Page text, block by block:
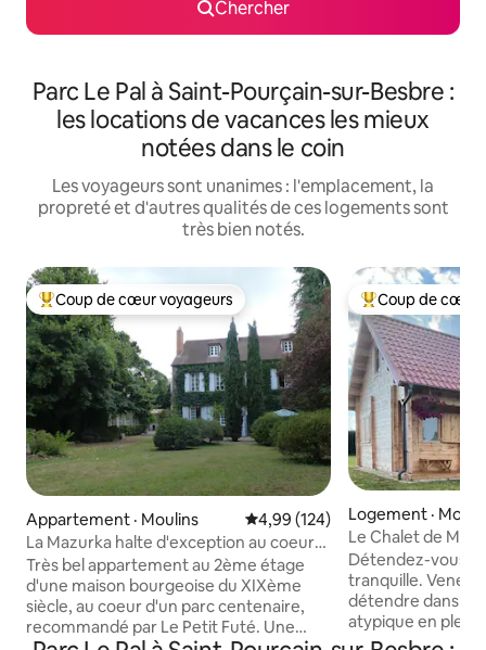
Chercher
Parc Le Pal à Saint-Pourçain-sur-Besbre :
les locations de vacances les mieux
notées dans le coin
Les voyageurs sont unanimes : l'emplacement, la
propreté et d'autres qualités de ces logements sont
très bien notés.
Coup de cœur voyageurs parmi les plus aimés
Coup de cœur voyageurs
Appartement · Moulins Note moyenne de 4,99 sur 5,
4,99 (124)
La Mazurka halte d'exception au coeur
de Moulins
Très bel appartement au 2ème étage
d'une maison bourgeoise du XIXème
siècle, au coeur d'un parc centenaire,
recommandé par Le Petit Futé. Une
Coup de cœur
Coup de cœur
Logement ·
ier
Le Chalet de
Détendez-vous
tranquille. Venez
détendre dans ce
atypique en plein
campagne. Le